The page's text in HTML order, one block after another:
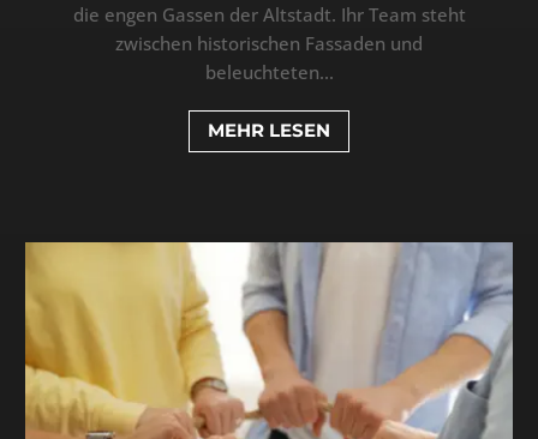
die engen Gassen der Altstadt. Ihr Team steht
zwischen historischen Fassaden und
beleuchteten...
MEHR LESEN